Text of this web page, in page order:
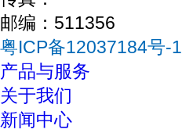
邮编：511356
粤ICP备12037184号-1
产品与服务
关于我们
新闻中心